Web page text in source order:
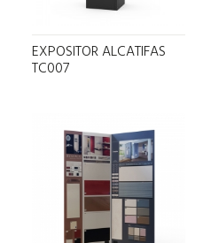
EXPOSITOR ALCATIFAS
TC007